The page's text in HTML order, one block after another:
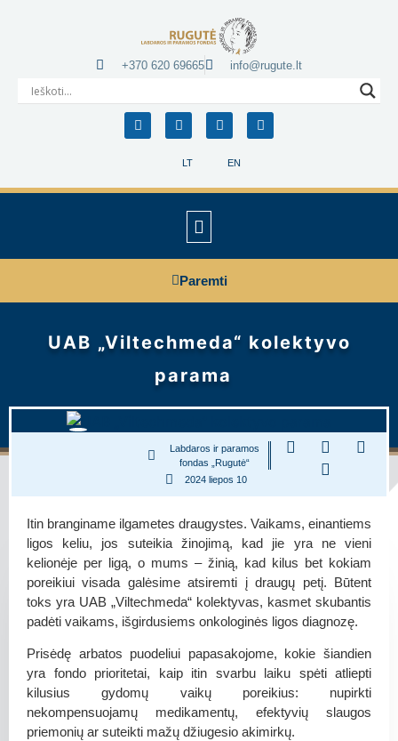
LT EN
+370 620 69665 info@rugute.lt
Paremti
UAB „Viltechmeda“ kolektyvo
parama
Labdaros ir paramos
fondas „Rugutė“
2024 liepos 10
Itin branginame ilgametes draugystes. Vaikams, einantiems
ligos keliu, jos suteikia žinojimą, kad jie yra ne vieni
kelionėje per ligą, o mums – žinią, kad kilus bet kokiam
poreikiui visada galėsime atsiremti į draugų petį. Būtent
toks yra UAB „Viltechmeda“ kolektyvas, kasmet skubantis
padėti vaikams, išgirdusiems onkologinės ligos diagnozę.
Prisėdę arbatos puodeliui papasakojome, kokie šiandien
yra fondo prioritetai, kaip itin svarbu laiku spėti atliepti
kilusius gydomų vaikų poreikius: nupirkti
nekompensuojamų medikamentų, efektyvių slaugos
priemonių ar suteikti mažų džiugesio akimirkų.